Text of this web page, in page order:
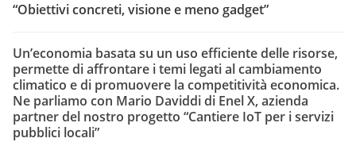
“Obiettivi concreti, visione e meno gadget”
Un’economia basata su un uso efficiente delle risorse,
permette di affrontare i temi legati al cambiamento
climatico e di promuovere la competitività economica.
Ne parliamo con Mario Daviddi di Enel X, azienda
partner del nostro progetto “Cantiere IoT per i servizi
pubblici locali”